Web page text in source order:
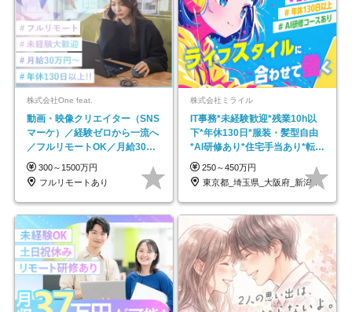
株式会社One feat.
動画・映像クリエイター（SNS
マーケ）／経験ゼロから一流へ
／フルリモートOK／月給30万
円～／年休130日以上
300～1500万円
フルリモートあり
株式会社ミライル
IT事務*未経験歓迎*残業10h以
下*年休130日*服装・髪型自由
*AI研修あり*住宅手当あり*転勤
なし
250～450万円
東京都_埼玉県_大阪府_新潟県_福岡県